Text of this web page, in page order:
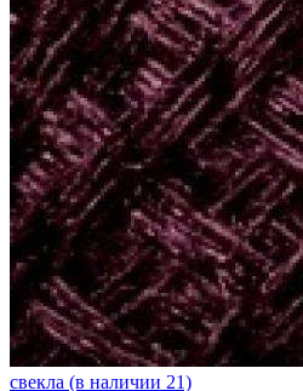
свекла (в наличии 21)